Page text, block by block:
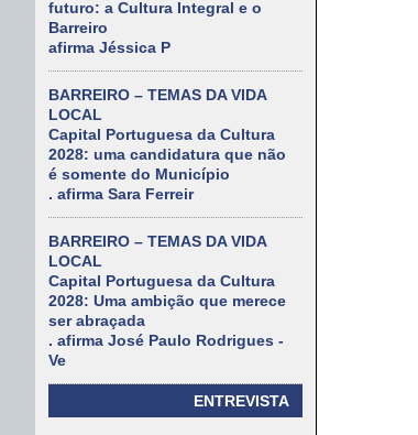
futuro: a Cultura Integral e o
Barreiro
afirma Jéssica P
BARREIRO – TEMAS DA VIDA
LOCAL
Capital Portuguesa da Cultura
2028: uma candidatura que não
é somente do Município
. afirma Sara Ferreir
BARREIRO – TEMAS DA VIDA
LOCAL
Capital Portuguesa da Cultura
2028: Uma ambição que merece
ser abraçada
. afirma José Paulo Rodrigues -
Ve
ENTREVISTA